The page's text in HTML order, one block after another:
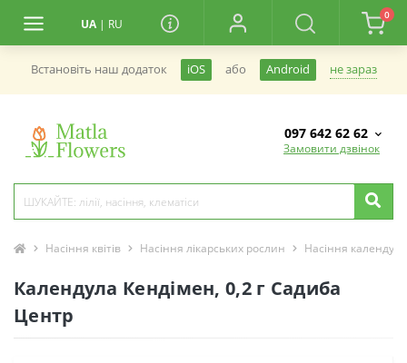
UA | RU
0
Встановiть наш додаток iOS або Android не зараз
097 642 62 62
Замовити дзвінок
Насіння квітів Насіння лікарських рослин Насіння календули
Календула Кендімен, 0,2 г Садиба
Центр